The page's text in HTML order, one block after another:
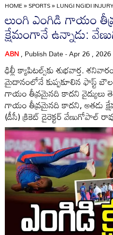
HOME»SPORTS»LUNGI NGIDI
లుంగి ఎంగిడి గాయం
క్షేమంగానే ఉన్నాడు:
ABN, Publish Date - Apr 26 ,
ఢిల్లీ క్యాపిటల్స్‌కు శుభవార్త.
మైదానంలోనే కుప్పకూలిన ఫాస్ట్
గాయం తీవ్రమైనది కాదని వైద్యులు
గాయం తీవ్రమైనది కాదని, అతడు
(డీసీ) క్రికెట్ డైరెక్టర్ వేణుగోపాల్